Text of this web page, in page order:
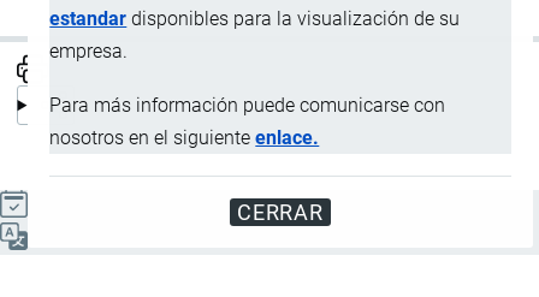
estandar disponibles para la visualización de su
empresa.
Para más información puede comunicarse con
nosotros en el siguienteenlace.
CERRAR
Actualizado el 9 Septiembre, 2024